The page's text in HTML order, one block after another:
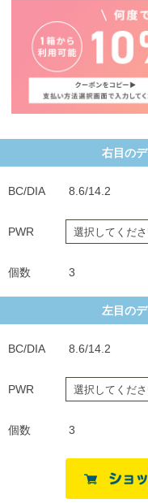
右目の
BC/DIA 8.6/14.2
PWR
個数 3
左目の
BC/DIA 8.6/14.2
PWR
個数 3